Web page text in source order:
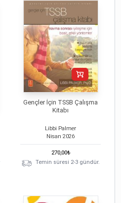
Gençler İçin TSSB Çalışma
Kitabı
Libbi Palmer
Nisan 2026
270,00₺
Temin süresi 2-3 gündür.